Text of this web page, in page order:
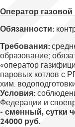
Оператор газовой
Обязанности:
Требования:
образование;
«оператор
паровых котлов с
хим.
Условия:
Федерации и
- сменный, сутки
24000 руб.